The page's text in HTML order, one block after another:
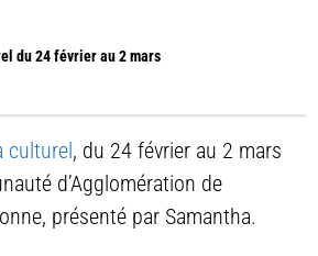
du 24 février au 2 mars
culturel, du 24 février au 2 mars
d’Agglomération de
présenté par Samantha.